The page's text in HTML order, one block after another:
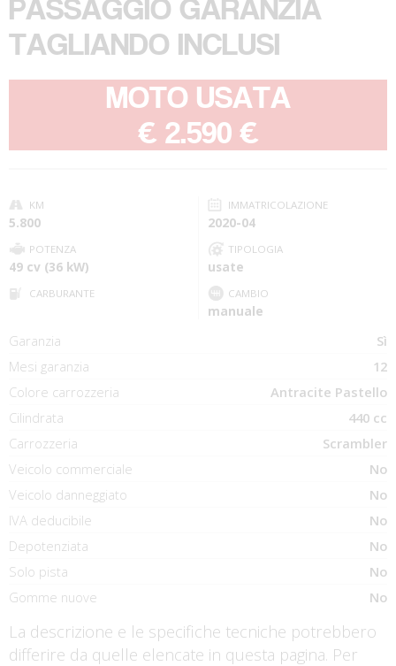
PASSAGGIO GARANZIA
TAGLIANDO INCLUSI
MOTO USATA
€ 2.590 €
KM
5.800
IMMATRICOLAZIONE
2020-04
POTENZA
49 cv (36 kW)
TIPOLOGIA
usate
CARBURANTE CAMBIO
manuale
Garanzia
Sì
Mesi garanzia
12
Colore carrozzeria
Antracite Pastello
Cilindrata
440 cc
Carrozzeria
Scrambler
Veicolo commerciale
No
Veicolo danneggiato
No
IVA deducibile
No
Depotenziata
No
Solo pista
No
Gomme nuove
No
La descrizione e le specifiche tecniche potrebbero
differire da quelle elencate in questa pagina. Per